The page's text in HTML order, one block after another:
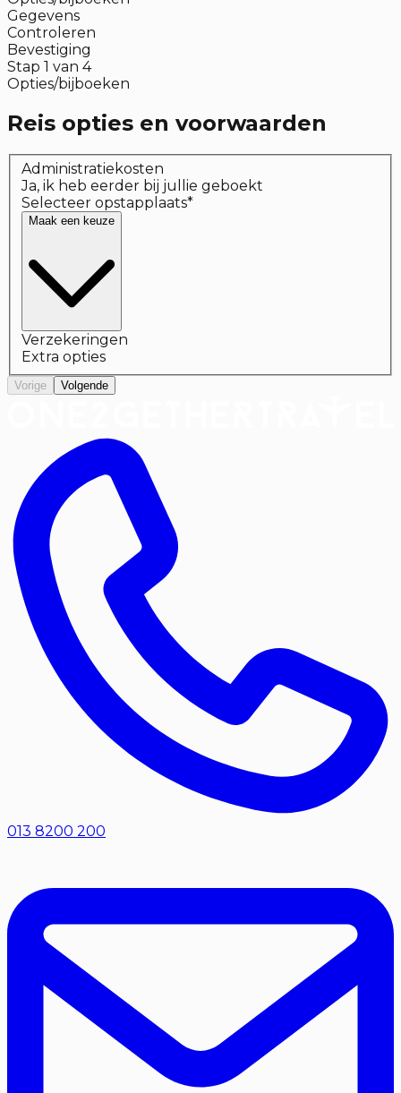
Gegevens
Controleren
Bevestiging
Stap 1 van 4
Opties/bijboeken
Reis opties en voorwaarden
Administratiekosten
Ja, ik heb eerder bij jullie geboekt
Selecteer opstapplaats*
Maak een keuze
Verzekeringen
Extra opties
Vorige Volgende
013 8200 200